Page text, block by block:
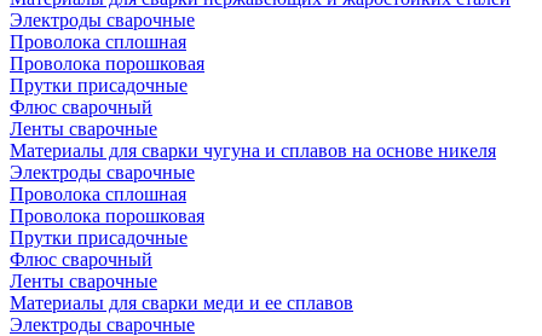
Электроды сварочные
Проволока сплошная
Проволока порошковая
Прутки присадочные
Флюс сварочный
Ленты сварочные
Материалы для сварки чугуна и сплавов на основе никеля
Электроды сварочные
Проволока сплошная
Проволока порошковая
Прутки присадочные
Флюс сварочный
Ленты сварочные
Материалы для сварки меди и ее сплавов
Электроды сварочные